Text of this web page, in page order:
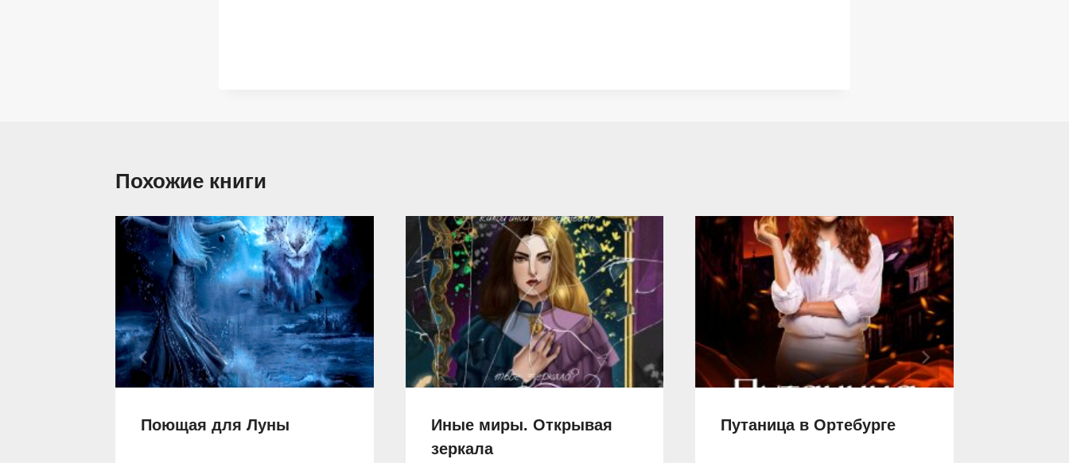
Похожие книги
Поющая для Луны
Иные миры. Открывая
зеркала
Путаница в Ортебурге